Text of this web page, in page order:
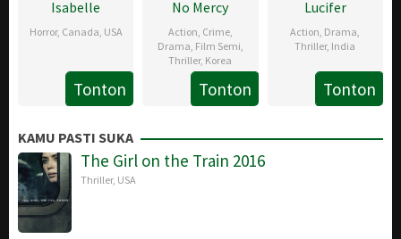
Isabelle
Horror, Canada USA
May
2019
Heydon
Tonton
No Mercy
Action Crime,
Drama Film Semi
Thriller, Korea
1
2019
Lim
tack
Tonton
Lucifer
Action Drama
Thriller, India
28
Mar
Prithviraj
Tonton
KAMU PASTI SUKA
The Girl on the Train 2016
Thriller, USA